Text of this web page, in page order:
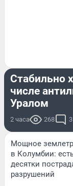
Стабильно
числе
Уралом
2 часа 268 3
Мощное
в Колумбии:
десятки
разрушений